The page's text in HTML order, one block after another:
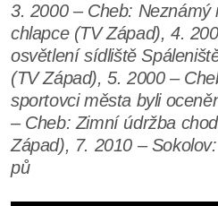
3. 2000 – Cheb: Neznámý
chlapce (TV Západ), 4.
osvětlení sídliště
(TV Západ), 5. 2000 –
sportovci města byli
– Cheb: Zimní údržba
Západ), 7. 2010 –
pů